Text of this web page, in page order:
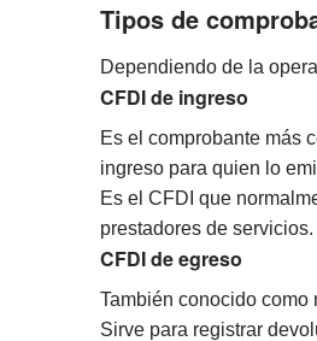
Tipos de
Dependiendo de la
CFDI de ingreso
Es el comprobante más
ingreso para quien lo
Es el CFDI que
prestadores de servicios.
CFDI de egreso
También conocido como
Sirve para registrar